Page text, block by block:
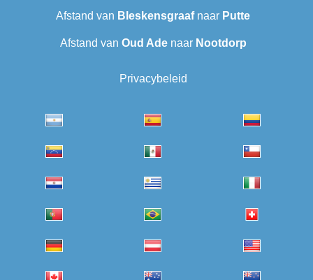
Afstand van Bleskensgraafnaar Putte
Afstand van Oud Adenaar Nootdorp
Privacybeleid